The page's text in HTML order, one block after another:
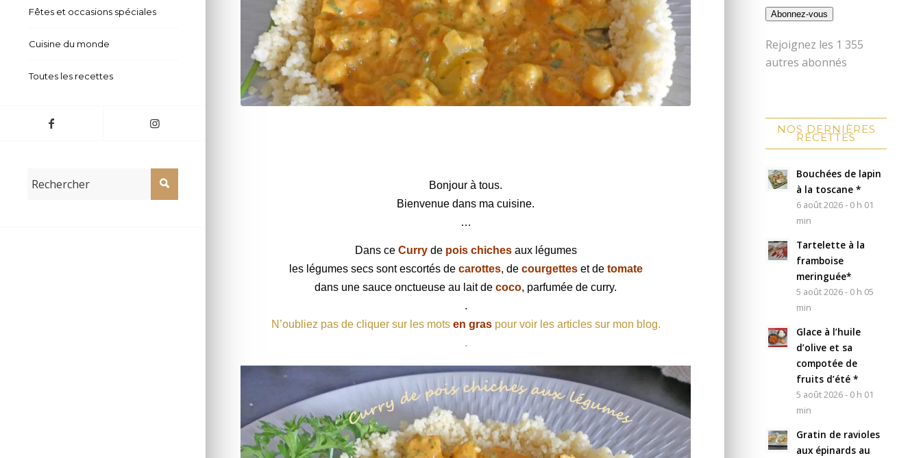
Fêtes et occasions spéciales
Cuisine du monde
Toutes les recettes
Bonjour à tous.
Bienvenue dans ma cuisine.
…
Dans ce Curryde pois chichesaux légumes
les légumes secs sont escortés de carottes, de courgetteset de tomate
dans une sauce onctueuse au lait decoco, parfumée de curry.
.
N’oubliez pas de cliquer sur les mots en graspour voir les articles sur mon blog.
.
Abonnez-vous
Rejoignez les 1 355
autres abonnés
NOS DERNIÈRES
RECETTES
Bouchées de lapin
à la toscane *
6 août 2026 - 0 h 01
min
Tartelette à la
framboise
meringuée*
5 août 2026 - 0 h 05
min
Glace à l’huile
d’olive et sa
compotée de
fruits d’été *
5 août 2026 - 0 h 01
min
Gratin de ravioles
aux épinards au